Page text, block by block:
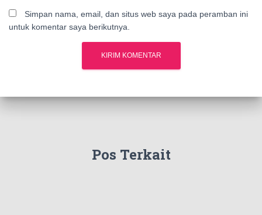
Simpan nama, email, dan situs web saya pada peramban ini
untuk komentar saya berikutnya.
Pos Terkait